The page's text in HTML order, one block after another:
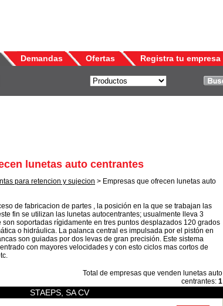
Demandas Ofertas Registra tu empresa
lunetas auto centrantes
para retencion y sujecion > Empresas que ofrecen lunetas auto
de fabricacion de partes , la posición en la que se trabajan las
fin se utilizan las lunetas autocentrantes; usualmente lleva 3
soportadas rígidamente en tres puntos desplazados 120 grados
o hidráulica. La palanca central es impulsada por el pistón en
son guiadas por dos levas de gran precisión. Este sistema
con mayores velocidades y con esto ciclos mas cortos de
Total de empresas que venden lunetas auto
centrantes: 1
STAEPS, SA CV